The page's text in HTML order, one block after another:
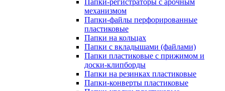
Папки-регистраторы с арочным
механизмом
Папки-файлы перфорированные
пластиковые
Папки на кольцах
Папки с вкладышами (файлами)
Папки пластиковые с прижимом и
доски-клипборды
Папки на резинках пластиковые
Папки-конверты пластиковые